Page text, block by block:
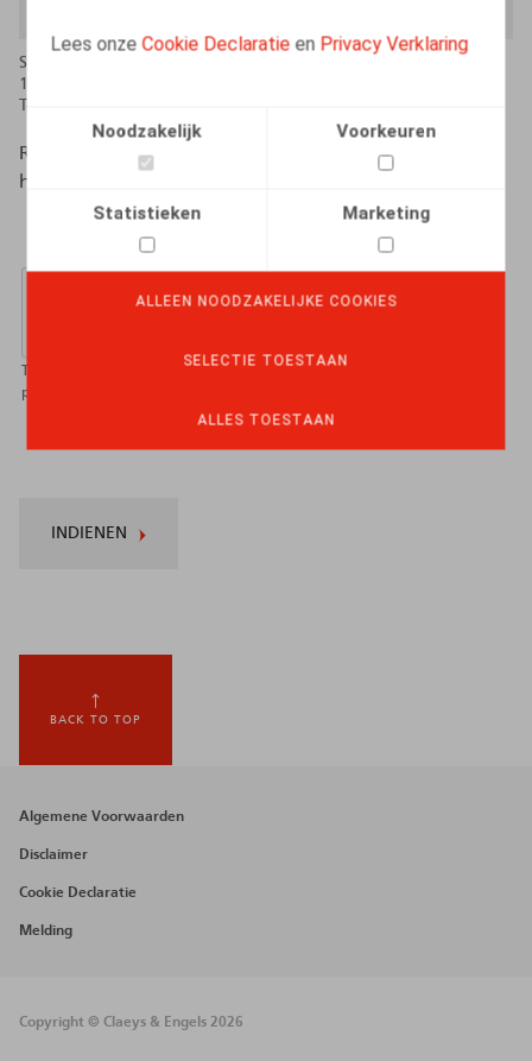
Lees onzeCookie Declaratie en Privacy Verklaring
Noodzakelijk Voorkeuren
Statistieken Marketing
ALLEEN NOODZAKELIJKE COOKIES
SELECTIE TOESTAAN
ALLES TOESTAAN
Slechts één bestand.
16 MB limiet.
Read our privacy statement for job applicants
how we process your personal data.
CAPTCHA
prevent automated spam submissions.
INDIENEN
BACK TO TOP
Footer
menu
Algemene Voorwaarden
Disclaimer
Cookie Declaratie
Melding
Copyright © Claeys & Engels 2026